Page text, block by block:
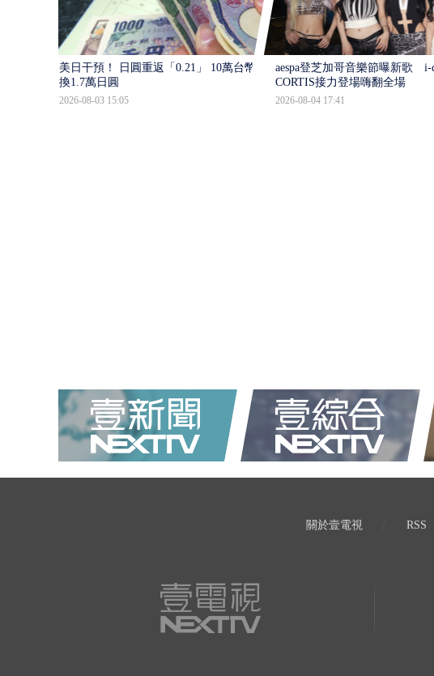
美日干預！ 日圓重返「0.21」 10萬台幣少
換1.7萬日圓
2026-08-03 15:05
aespa登芝加哥音樂節曝新歌 i-
CORTIS接力登場嗨翻全場
2026-08-04 17:41
關於壹電視 RSS